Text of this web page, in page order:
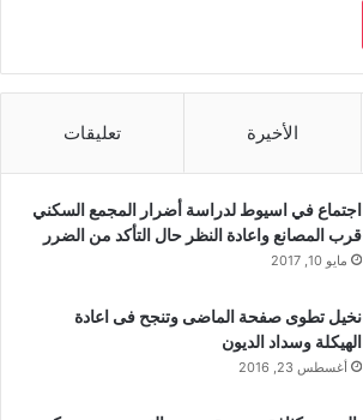
الأخيرة تعليقات
اجتماع في اسيوط لدراسة أضرار المجمع السكني
قرب المصانع واعادة النظر حال التأكد من الضرر
مايو 10, 2017
نخيل تطوى صفحة الماضى وتنجح فى اعادة
الهيكلة وسداد الديون
أغسطس 23, 2016